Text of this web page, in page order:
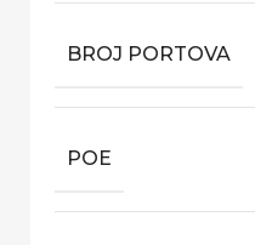
BROJ PORTOVA
POE